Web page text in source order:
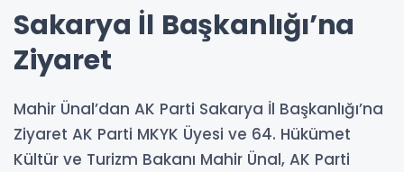
Sakarya İl Başkanlığı’na
Ziyaret
Mahir Ünal’dan AK Parti Sakarya İl Başkanlığı’na
Ziyaret AK Parti MKYK Üyesi ve 64. Hükümet
Kültür ve Turizm Bakanı Mahir Ünal, AK Parti